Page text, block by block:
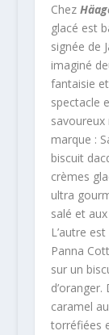
Chez
glacé est
signée de
imaginé
fantaisie et
spectacle
savoureux
marque :
biscuit
crèmes
ultra
salé et
L’autre
Panna
sur un
caramel
torréfiées